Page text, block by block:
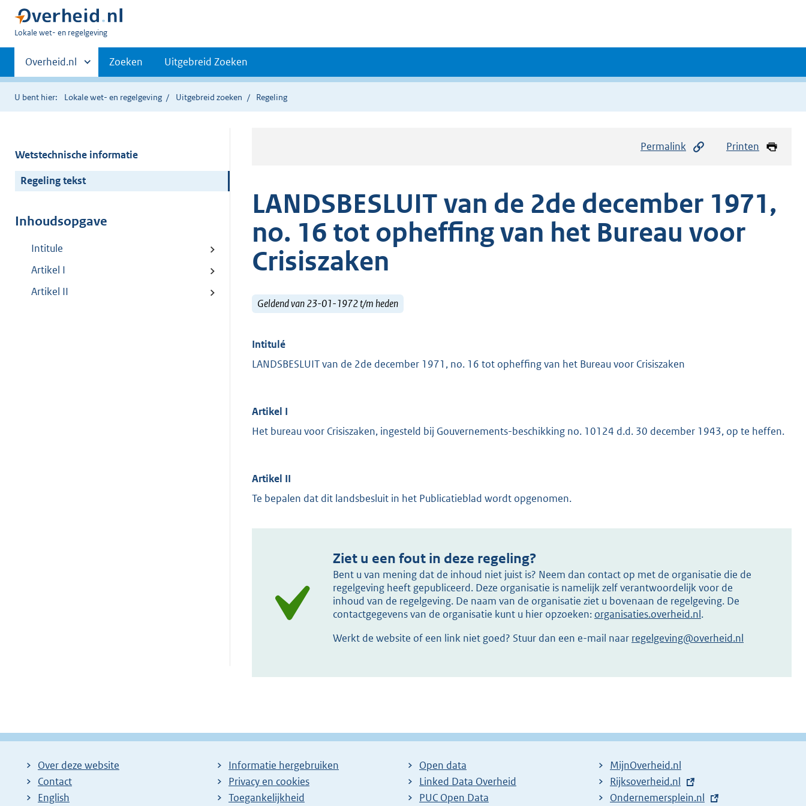
U
hier:
Lokale wet- en regelgeving
Primaire
navigatie
Andere
sites
binnen
Overheid.nl Zoeken Uitgebreid Zoeken
U bent hier: Lokale wet- en regelgeving Uitgebreid zoeken Regeling
Wetstechnische informatie
Regeling tekst
Inhoudsopgave
Intitule
Artikel I
Artikel II
Permalink Printen
LANDSBESLUIT van de 2de december 1971,
no. 16 tot opheffing van het Bureau voor
Crisiszaken
Geldend van 23-01-1972 t/m heden
Intitulé
LANDSBESLUIT van de 2de december 1971, no. 16 tot opheffing van het Bureau voor Crisiszaken
Artikel I
Het bureau voor Crisiszaken, ingesteld bij Gouvernements-beschikking no. 10124 d.d. 30 december 1943, op te heffen.
Artikel II
Te bepalen dat dit landsbesluit in het Publicatieblad wordt opgenomen.
Ziet u een fout in deze regeling?
Bent u van mening dat de inhoud niet juist is? Neem dan contact op met de organisatie die de
regelgeving heeft gepubliceerd. Deze organisatie is namelijk zelf verantwoordelijk voor de
inhoud van de regelgeving. De naam van de organisatie ziet u bovenaan de regelgeving. De
contactgegevens van de organisatie kunt u hier opzoeken: organisaties.overheid.nl.
Werkt de website of een link niet goed? Stuur dan een e-mail naar regelgeving@overheid.nl
Over deze website
Contact
English
Informatie hergebruiken
Privacy en cookies
Toegankelijkheid
Open data
Linked Data Overheid
PUC Open Data
MijnOverheid.nl
E
x
Rijksoverheid.nl
E
Ondernemersplein.nl